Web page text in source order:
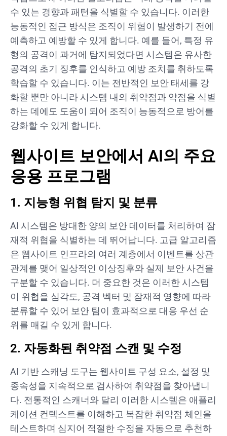
수 있는 경향과 패턴을 식별할 수 있습니다. 이러한
능동적인 접근 방식은 조직이 위협이 발생하기 전에
예측하고 예방할 수 있게 합니다. 예를 들어, 특정 유
형의 공격이 과거에 탐지되었다면 시스템은 유사한
공격의 초기 징후를 인식하고 예방 조치를 취하도록
학습할 수 있습니다. 이는 전반적인 보안 태세를 강
화할 뿐만 아니라 시스템 내의 취약점과 약점을 식별
하는 데에도 도움이 되어 조직이 능동적으로 방어를
강화할 수 있게 합니다.
웹사이트 보안에서 AI의 주요
응용 프로그램
1. 지능형 위협 탐지 및 분류
AI 시스템은 방대한 양의 보안 데이터를 처리하여 잠
재적 위협을 식별하는 데 뛰어납니다. 고급 알고리즘
은 웹사이트 인프라의 여러 계층에서 이벤트를 상관
관계를 맺어 일상적인 이상징후와 실제 보안 사건을
구분할 수 있습니다. 더 중요한 것은 이러한 시스템
이 위협을 심각도, 공격 벡터 및 잠재적 영향에 따라
분류할 수 있어 보안 팀이 효과적으로 대응 우선 순
위를 매길 수 있게 합니다.
2. 자동화된 취약점 스캔 및 수정
AI 기반 스캐닝 도구는 웹사이트 구성 요소, 설정 및
종속성을 지속적으로 검사하여 취약점을 찾아냅니
다. 전통적인 스캐너와 달리 이러한 시스템은 애플리
케이션 컨텍스트를 이해하고 복잡한 취약점 체인을
테스트하며 심지어 적절한 수정을 자동으로 추천하